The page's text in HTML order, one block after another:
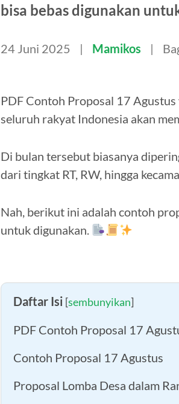
bisa bebas digunakan
24 Juni 2025 Mamikos
PDF Contoh Proposal 17
seluruh rakyat Indonesia akan
Di bulan tersebut biasanya
dari tingkat RT, RW, hingga
Nah, berikut ini adalah contoh
untuk digunakan.
Daftar Isi [sembunyikan]
PDF Contoh Proposal 17
Contoh Proposal 17 Agustus
Proposal Lomba Desa dalam